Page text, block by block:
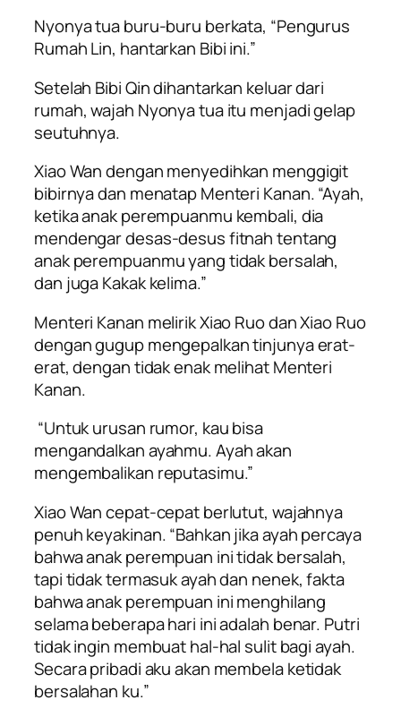
Nyonya tua buru-buru berkata, “Pengurus
Rumah Lin, hantarkan Bibi ini.”
Setelah Bibi Qin dihantarkan keluar dari
rumah, wajah Nyonya tua itu menjadi gelap
seutuhnya.
Xiao Wan dengan menyedihkan menggigit
bibirnya dan menatap Menteri Kanan. “Ayah,
ketika anak perempuanmu kembali, dia
mendengar desas-desus fitnah tentang
anak perempuanmu yang tidak bersalah,
dan juga Kakak kelima.”
Menteri Kanan melirik Xiao Ruo dan Xiao Ruo
dengan gugup mengepalkan tinjunya erat-
erat, dengan tidak enak melihat Menteri
Kanan.
“Untuk urusan rumor, kau bisa
mengandalkan ayahmu. Ayah akan
mengembalikan reputasimu.”
Xiao Wan cepat-cepat berlutut, wajahnya
penuh keyakinan. “Bahkan jika ayah percaya
bahwa anak perempuan ini tidak bersalah,
tapi tidak termasuk ayah dan nenek, fakta
bahwa anak perempuan ini menghilang
selama beberapa hari ini adalah benar. Putri
tidak ingin membuat hal-hal sulit bagi ayah.
Secara pribadi aku akan membela ketidak
bersalahan ku.”